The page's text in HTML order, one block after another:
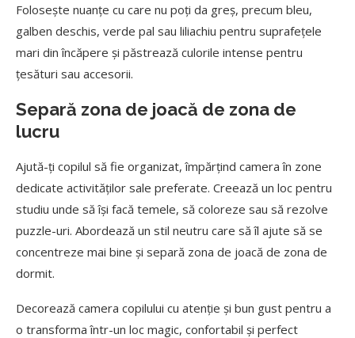
Folosește nuanțe cu care nu poți da greș, precum bleu,
galben deschis, verde pal sau liliachiu pentru suprafețele
mari din încăpere și păstrează culorile intense pentru
țesături sau accesorii.
Separă zona de joacă de zona de
lucru
Ajută-ți copilul să fie organizat, împărțind camera în zone
dedicate activităților sale preferate. Creează un loc pentru
studiu unde să își facă temele, să coloreze sau să rezolve
puzzle-uri. Abordează un stil neutru care să îl ajute să se
concentreze mai bine și separă zona de joacă de zona de
dormit.
Decorează camera copilului cu atenție și bun gust pentru a
o transforma într-un loc magic, confortabil și perfect